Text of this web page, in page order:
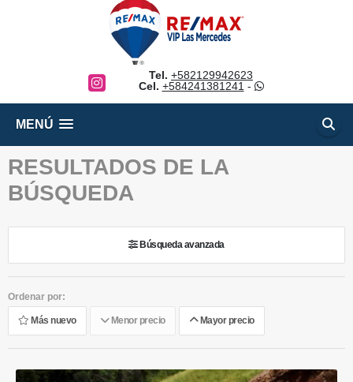
Instagram
Tel. +582129942623
Cel. +584241381241 -
MENÚ
RESULTADOS DE LA
BÚSQUEDA
Búsqueda avanzada
Ordenar por:
Más nuevo Menor precio Mayor precio